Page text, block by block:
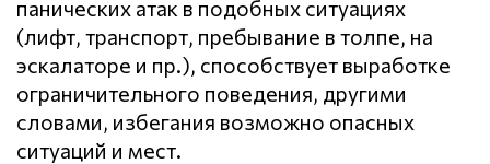
панических атак в подобных ситуациях
(лифт, транспорт, пребывание в толпе, на
эскалаторе и пр.), способствует выработке
ограничительного поведения, другими
словами, избегания возможно опасных
ситуаций и мест.